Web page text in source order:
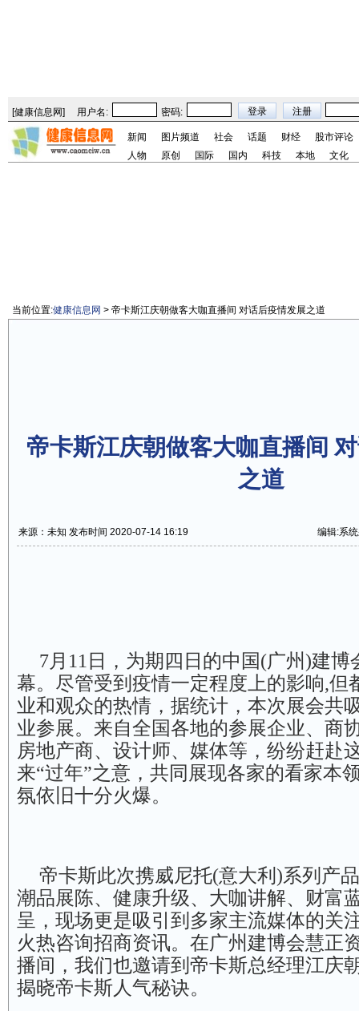
[健康信息网] 用户名: 密码:
新闻 图片频道 社会 话题 财经
股市评论
人物
原创 国际 国内 科技 本地 文化
当前位置:健康信息网 > 帝卡斯江庆朝做客大咖直播间 对话后疫情发展之道
帝卡斯江庆朝做客大咖直播间
之道
来源：未知 发布时间 2020-07-14 16:19 编辑:系
7月11日，为期四日的中国(广州)建博
幕。尽管受到疫情一定程度上的影响,但
业和观众的热情，据统计，本次展会共
业参展。来自全国各地的参展企业、商
房地产商、设计师、媒体等，纷纷赶赴
来“过年”之意，共同展现各家的看家本
氛依旧十分火爆。
帝卡斯此次携威尼托(意大利)系列产
潮品展陈、健康升级、大咖讲解、财富
呈，现场更是吸引到多家主流媒体的关
火热咨询招商资讯。在广州建博会慧正
播间，我们也邀请到帝卡斯总经理江庆
揭晓帝卡斯人气秘诀。